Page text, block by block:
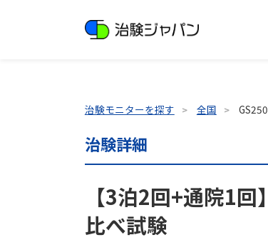
治験モニターを探す 全国
治験詳細
【3泊2回+通院1
比べ試験